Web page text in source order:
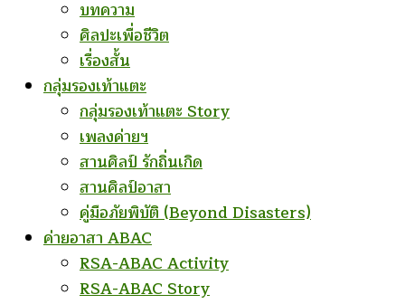
บทความ
ศิลปะเพื่อชีวิต
เรื่องสั้น
กลุ่มรองเท้าแตะ
กลุ่มรองเท้าแตะ Story
เพลงค่ายฯ
สานศิลป์ รักถิ่นเกิด
สานศิลป์อาสา
คู่มือภัยพิบัติ (Beyond Disasters)
ค่ายอาสา ABAC
RSA-ABAC Activity
RSA-ABAC Story